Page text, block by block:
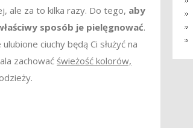
ale za to kilka razy. Do tego, aby
sposób je pielęgnować.
ciuchy będą Ci służyć na
zachować świeżość kolorów,